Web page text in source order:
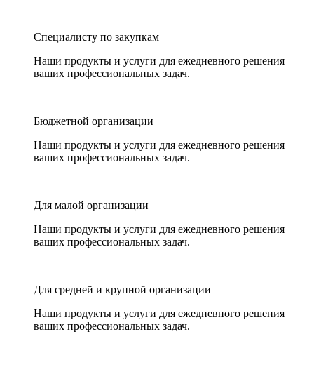
Специалисту по закупкам
Наши продукты и услуги для ежедневного решения
ваших профессиональных задач.
Бюджетной организации
Наши продукты и услуги для ежедневного решения
ваших профессиональных задач.
Для малой организации
Наши продукты и услуги для ежедневного решения
ваших профессиональных задач.
Для средней и крупной организации
Наши продукты и услуги для ежедневного решения
ваших профессиональных задач.